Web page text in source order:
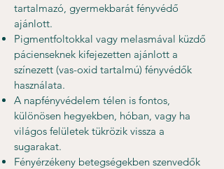
tartalmazó, gyermekbarát fényvédő
ajánlott.
Pigmentfoltokkal vagy melasmával küzdő
pácienseknek kifejezetten ajánlott a
színezett (vas-oxid tartalmú) fényvédők
használata.
A napfényvédelem télen is fontos,
különösen hegyekben, hóban, vagy ha
világos felületek tükrözik vissza a
sugarakat.
Fényérzékeny betegségekben szenvedők